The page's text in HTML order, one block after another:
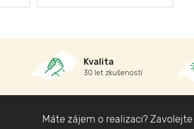
v
a
í
v
Kvalita
30 let zkušeností
Máte zájem o realizaci?